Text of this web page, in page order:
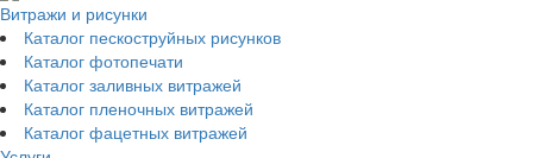
Витражи и рисунки
Каталог пескоструйных рисунков
Каталог фотопечати
Каталог заливных витражей
Каталог пленочных витражей
Каталог фацетных витражей